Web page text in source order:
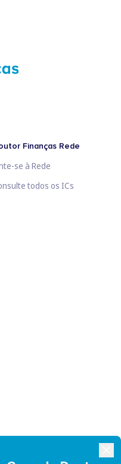
Finanças Rede
se à Rede
todos os ICs